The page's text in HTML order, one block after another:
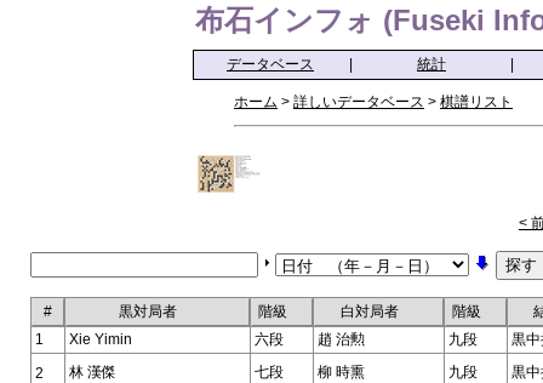
布石インフォ (Fuseki
データベース 統計
ホーム > 詳しいデータベース > 棋譜リスト
<
# 黒対局者 階級 白対局者 階級
1
Xie Yimin 六段 趙 治勲 九段
黒
2
林 漢傑 七段 柳 時熏 九段 黒